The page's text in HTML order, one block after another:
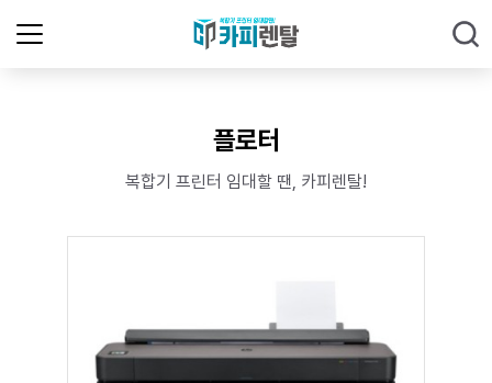
플로터
복합기 프린터 임대할 땐, 카피렌탈!